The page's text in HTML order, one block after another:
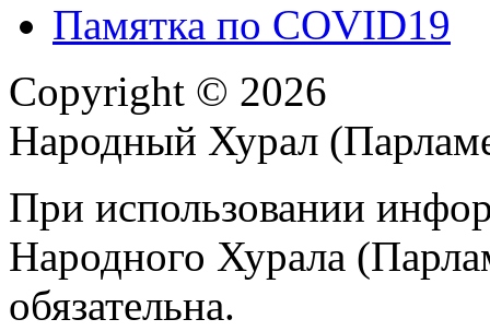
Памятка по COVID19
Copyright © 2026
Народный Хурал
При использовании
Народного Хурала
обязательна.